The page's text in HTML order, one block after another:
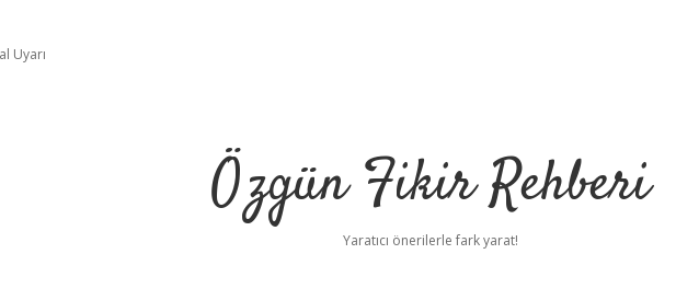
Uyarı
Özgün Fikir Rehberi
Yaratıcı önerilerle fark yarat!